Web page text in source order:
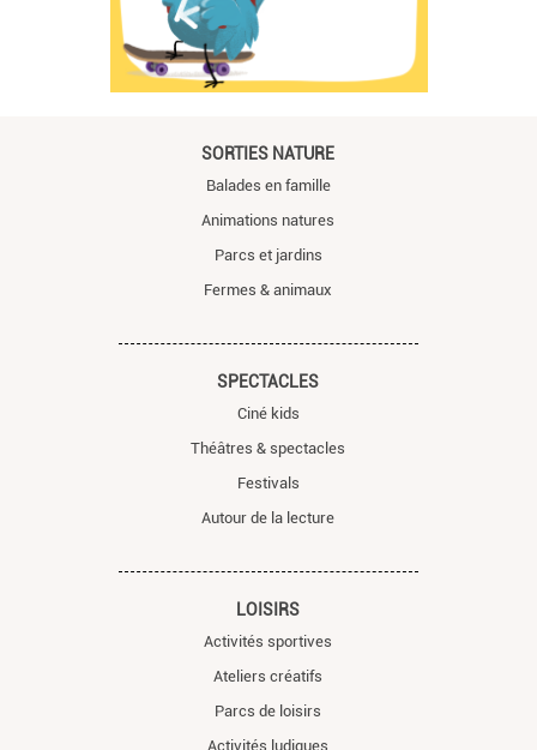
SORTIES NATURE
Balades en famille
Animations natures
Parcs et jardins
Fermes & animaux
SPECTACLES
Ciné kids
Théâtres & spectacles
Festivals
Autour de la lecture
LOISIRS
Activités sportives
Ateliers créatifs
Parcs de loisirs
Activités ludiques